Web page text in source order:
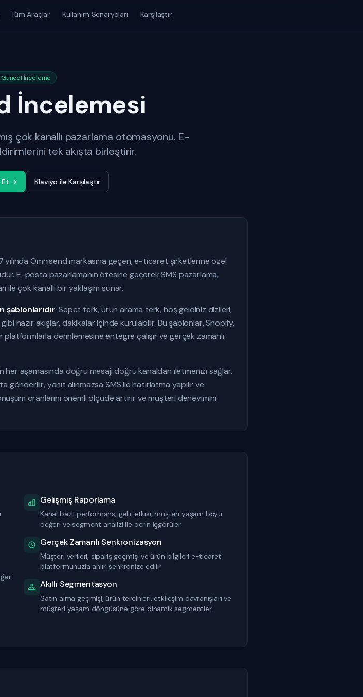
Tüm Araçlar Kullanım Senaryoları Karşılaştır
İnceleme
İncelemesi
çok kanallı pazarlama otomasyonu. E-
tek akışta birleştirir.
Et → Klaviyo ile Karşılaştır
yılında Omnisend markasına geçen, e-ticaret şirketlerine özel
E-posta pazarlamanın ötesine geçerek SMS pazarlama,
çok kanallı bir yaklaşım sunar.
. Sepet terk, ürün arama terk, hoş geldiniz dizileri,
hazır akışlar, dakikalar içinde kurulabilir. Bu şablonlar, Shopify,
derinlemesine entegre çalışır ve gerçek zamanlı
her aşamasında doğru mesajı doğru kanaldan iletmenizi sağlar.
yanıt alınmazsa SMS ile hatırlatma yapılır ve
oranlarını önemli ölçüde artırır ve müşteri deneyimini
Gelişmiş Raporlama
Kanal bazlı performans, gelir etkisi, müşteri yaşam boyu
değeri ve segment analizi ile derin içgörüler.
Gerçek Zamanlı Senkronizasyon
Müşteri verileri, sipariş geçmişi ve ürün bilgileri e-ticaret
platformunuzla anlık senkronize edilir.
Akıllı Segmentasyon
Satın alma geçmişi, ürün tercihleri, etkileşim davranışları ve
müşteri yaşam döngüsüne göre dinamik segmentler.